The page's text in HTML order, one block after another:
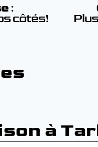
:
côtés!
à